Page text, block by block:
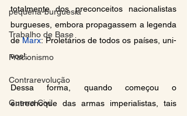
pequena-burguesia
Trabalho de Base
Fracionismo
Contrarevolução
Guerra Civil
totalmente dos preconceitos nacionalistas
burgueses, embora propagassem a legenda
de Marx: Proletários de todos os países, uni-
vos!.
Dessa forma, quando começou o
entrechoque das armas imperialistas, tais